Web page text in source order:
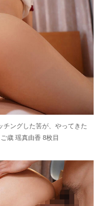
チングした筈が、やってきた
歳 瑶真由香 8枚目